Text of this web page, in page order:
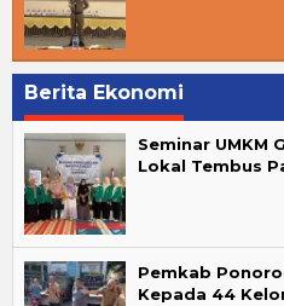
Berita Ekonomi
Seminar UMKM
Lokal Tembus
Pemkab
Kepada 44